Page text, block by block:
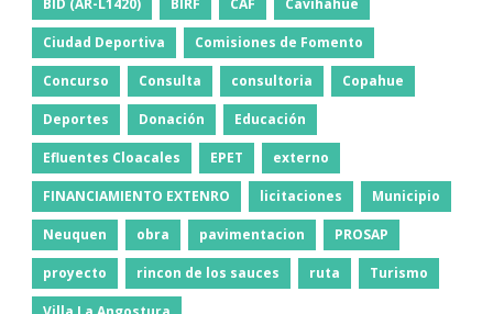
BID (AR-L1420) BIRF CAF Cavihahue
Ciudad Deportiva Comisiones de Fomento
Concurso Consulta consultoria Copahue
Deportes Donación Educación
Efluentes Cloacales EPET externo
FINANCIAMIENTO EXTENRO licitaciones Municipio
Neuquen obra pavimentacion PROSAP
proyecto rincon de los sauces ruta Turismo